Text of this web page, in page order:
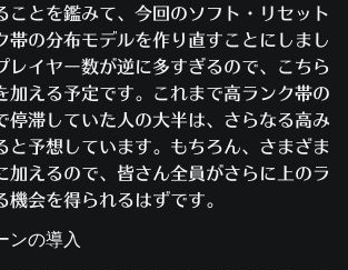
ことを鑑みて、今回のソフト・リセット
帯の分布モデルを作り直すことにしまし
レイヤー数が逆に多すぎるので、こちら
加える予定です。これまで高ランク帯の
停滞していた人の大半は、さらなる高み
と予想しています。もちろん、さまざま
加えるので、皆さん全員がさらに上のラ
機会を得られるはずです。
ンの導入